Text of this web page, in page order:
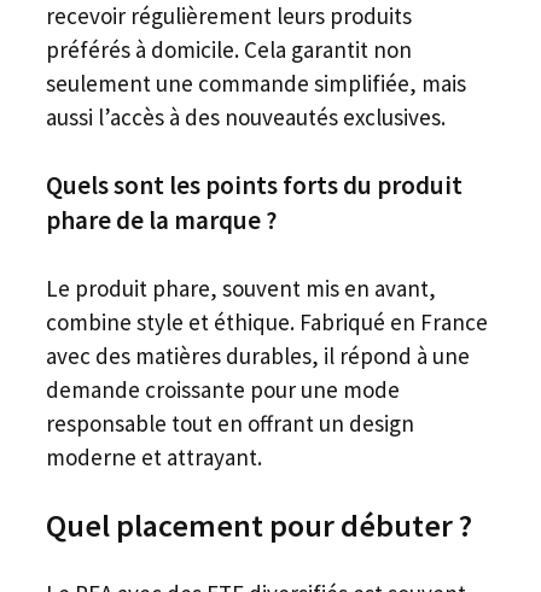
recevoir régulièrement leurs produits
préférés à domicile. Cela garantit non
seulement une commande simplifiée, mais
aussi l’accès à des nouveautés exclusives.
Quels sont les points forts du produit
phare de la marque ?
Le produit phare, souvent mis en avant,
combine style et éthique. Fabriqué en France
avec des matières durables, il répond à une
demande croissante pour une mode
responsable tout en offrant un design
moderne et attrayant.
Quel placement pour débuter ?